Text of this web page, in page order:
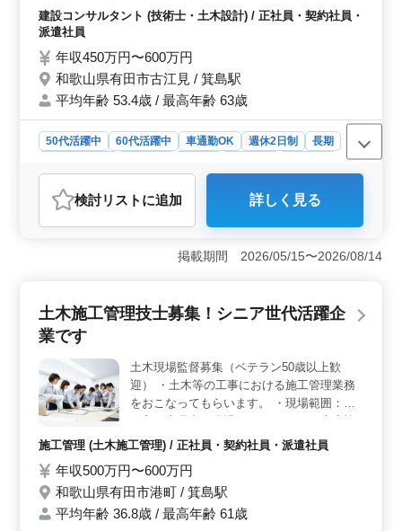
者支援業務(土木設計業務) ・測量、調査、指
＊備考＊ 交通費支給 資格手当支給 単身赴任
宿舎完備 週休2日制 ◎1級土木施工管理技士
資格必須になります ＊50代以上で土木設計
業務経験10年以上条件面優遇いたします ＊
50代以上で土木施工管理業務経験者の方お
気軽にお問い合わせ下さい ご応募お待ちし
ております
建設コンサルタント (技術士・土木設計) / 正社員・契約社員・
派遣社員
年収450万円〜600万円
和歌山県有田市古江見 / 箕島駅
平均年齢 53.4歳 / 最高年齢 63歳
50代活躍中 60代活躍中 車通勤OK 週休2日制
長期
おすすめポイント
＜経験者に向けたキャリアチャンス＞ 和歌山県有田市
古江見において、土木設計業務の増員募集が急募されて
います。近畿エリア全域に案件が展開される中で、土木
での経験が10年以上ある方は、条件面で優遇されます。
また、技術士やRCCM資格をお持ちの方も歓迎されてい
通勤や無料駐車場の完備、交通費や資格手当の支給、さ
らには単身赴任宿舎の提供など、働く環境に関する充実
したサポートが整っています。また、週休2日制で、土日
や祝日を含む年間休日125日という働きやすいスケジュー
ルです。さらに、月平均10時間程度の残業という点も、
ワークライフバランスを重視する方にとって魅力的なポ
イントです。 ＜成長と安定を手に入れるチャンス
＞ 年収450万円から600万円という魅力的な給与水準が
提示されています。さらに、年2回の賞与も支給されるた
め、努力が報われる環境が整っています。和歌山県有田
検討リスト に追加 詳しく見る
掲載期間 2026/05/15〜2026/08/14
土木施工管理技士募集！シニア世代活躍企
業です
土木現場監督募集（ベテラン50歳以上歓
迎） ・土木等の工事における施工管理業務
をおこなってもらいます。 ・現場範囲：主
工管理技士１級の資格をお持ちの方優遇 ＊
施工管理 (土木施工管理) / 正社員・契約社員・派遣社員
年収500万円〜600万円
和歌山県有田市港町 / 箕島駅
平均年齢 36.8歳 / 最高年齢 61歳